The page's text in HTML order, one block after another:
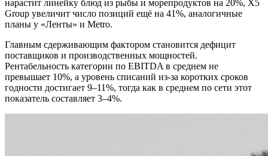
нарастит линейку блюд из рыбы и морепродуктов на 20%, X5
Group увеличит число позиций ещё на 41%, аналогичные
планы у «Ленты» и Metro.
Главным сдерживающим фактором становится дефицит
поставщиков и производственных мощностей.
Рентабельность категории по EBITDA в среднем не
превышает 10%, а уровень списаний из-за коротких сроков
годности достигает 9–11%, тогда как в среднем по сети этот
показатель составляет 3–4%.